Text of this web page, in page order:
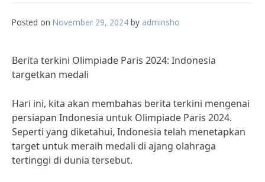
Posted on November 29, 2024 by adminsho
Berita terkini Olimpiade Paris 2024: Indonesia
targetkan medali
Hari ini, kita akan membahas berita terkini mengenai
persiapan Indonesia untuk Olimpiade Paris 2024.
Seperti yang diketahui, Indonesia telah menetapkan
target untuk meraih medali di ajang olahraga
tertinggi di dunia tersebut.